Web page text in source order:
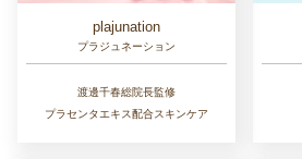
plajunation
プラジュネーション
渡邊千春総院長監修
プラセンタエキス配合スキンケア